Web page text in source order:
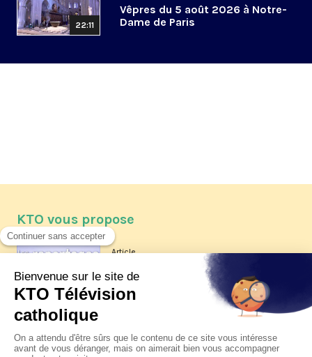
22:11
Vêpres du 5 août 2026 à Notre-
Dame de Paris
KTO vous propose
Article
Les reportages d'été 2026 de KTO
La visite pastorale du pape Léon
XIV à Assise à suivre sur KTO le
jeudi 6 août